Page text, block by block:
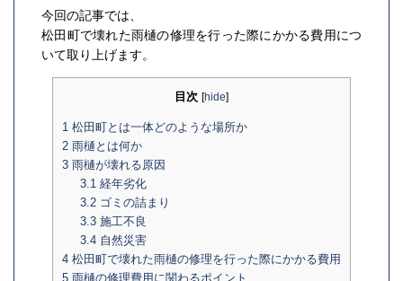
今回の記事では、
松田町で壊れた雨樋の修理を行った際にかかる費用につ
いて取り上げます。
目次 [hide]
1 松田町とは一体どのような場所か
2 雨樋とは何か
3 雨樋が壊れる原因
3.1経年劣化
3.2ゴミの詰まり
3.3施工不良
3.4自然災害
4 松田町で壊れた雨樋の修理を行った際にかかる費用
5 雨樋の修理費用に関わるポイント